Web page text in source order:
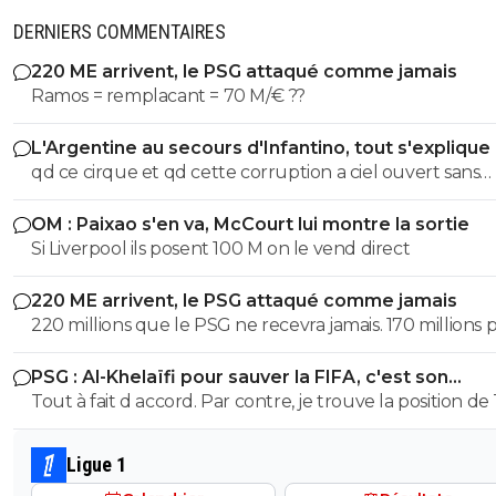
DERNIERS COMMENTAIRES
220 ME arrivent, le PSG attaqué comme jamais
Ramos = remplacant = 70 M/€ ??
L'Argentine au secours d'Infantino, tout s'explique
qd ce cirque et qd cette corruption a ciel ouvert sans
complexe va s arreter. les magouilles enormes meme plus
cachées, ils s en vantent meme! les magouilles avec Trump, l
attrbution de la CDM au Qatar, le logement dans ce pays, et
pour finir l oiverture aux privés, juste pour prendre du
partout pour avoir une place. ptin de football et qd tu vois
qu on veut remplacer la pourriture Infantino par le
president de Guy Degrenne le roi des casserolles.
la ca devient grave Apres c est comme en France, on laisse
tout faire ils auraient tort de ne pas en profiter.
OM : Paixao s'en va, McCourt lui montre la sortie
Si Liverpool ils posent 100 M on le vend direct
220 ME arrivent, le PSG attaqué comme jamais
220 millions que le PSG ne recevra jamais. 170 millions
Barcola et 50 pour M'Baye... Il ne faut pas prendre ses
pour des réalités. Personne ne payera ce prix pour là
des remplaçants.
PSG : Al-Khelaïfi pour sauver la FIFA, c'est son
cauchemar
Tout à fait d accord. Par contre, je trouve la position de
quelque peu, voir ultra- hypocrite quand il dénonce
football élitiste quand on a des clubs comme le Real, le
Barca et l atletico dans sa ligue, c est grâce à ces clubs
Ligue 1